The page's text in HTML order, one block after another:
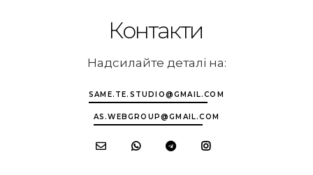
Контакти
Надсилайте деталі на:
SAME.TE.STUDIO@GMAIL.COM
AS.WEBGROUP@GMAIL.COM